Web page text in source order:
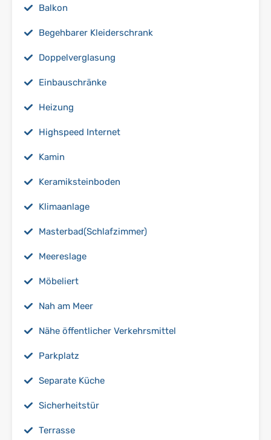
Balkon
Begehbarer Kleiderschrank
Doppelverglasung
Einbauschränke
Heizung
Highspeed Internet
Kamin
Keramiksteinboden
Klimaanlage
Masterbad(Schlafzimmer)
Meereslage
Möbeliert
Nah am Meer
Nähe öffentlicher Verkehrsmittel
Parkplatz
Separate Küche
Sicherheitstür
Terrasse